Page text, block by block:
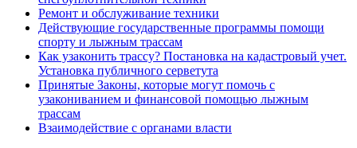
Ремонт и обслуживание техники
Действующие государственные программы помощи
спорту и лыжным трассам
Как узаконить трассу? Постановка на кадастровый учет.
Установка публичного серветута
Принятые Законы, которые могут помочь с
узакониванием и финансовой помощью лыжным
трассам
Взаимодействие с органами власти